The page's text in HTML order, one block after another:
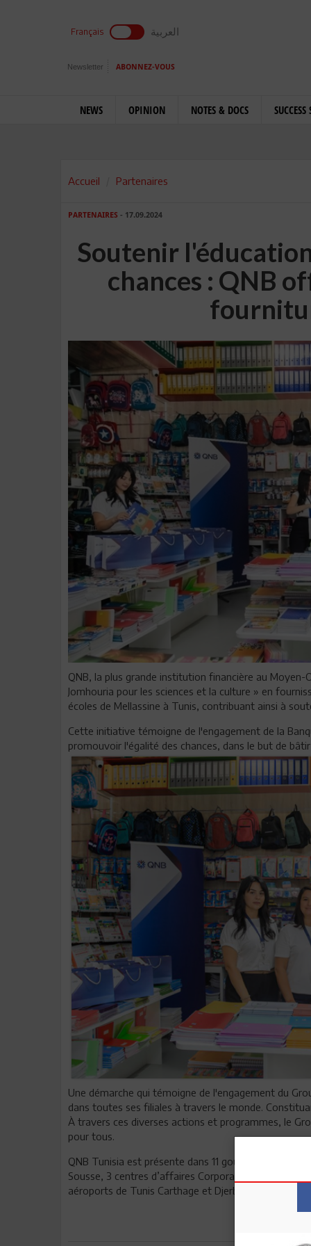
Français العربية
Newsletter ABONNEZ-VOUS
NEWS OPINION NOTES & DOCS SUCCESS
Accueil Partenaires
PARTENAIRES - 17.09.2024
Soutenir
chances : QNB
QNB, la plus grande institution financière au
Jomhouria pour les sciences et la culture » en
écoles de Mellassine à Tunis, contribuant ainsi à
Cette initiative témoigne de l'engagement de la
promouvoir l'égalité des chances, dans le but de
Une démarche qui témoigne de l'engagement du
dans toutes ses filiales à travers le monde.
À travers ces diverses actions et programmes, le
pour tous.
QNB Tunisia est présente dans 11 gouvernorats à
Sousse, 3 centres d’affaires Corporate pour les
aéroports de Tunis Carthage et Djerba.